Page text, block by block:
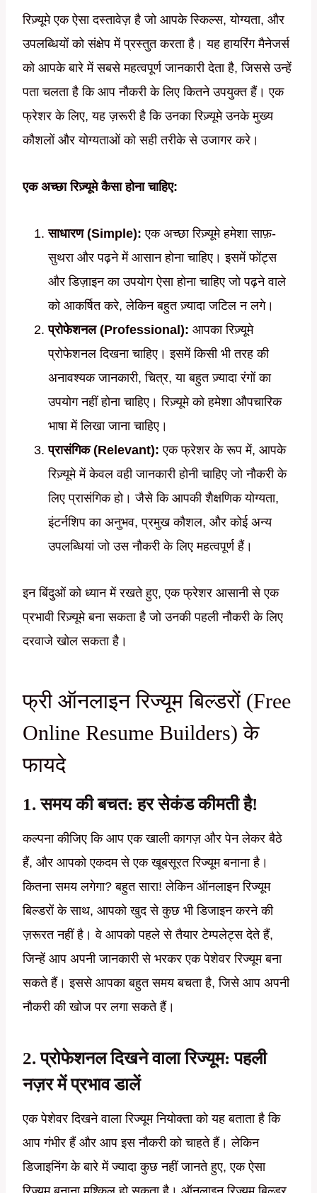
रिज़्यूमे एक ऐसा दस्तावेज़ है जो आपके स्किल्स, योग्यता, और
उपलब्धियों को संक्षेप में प्रस्तुत करता है। यह हायरिंग मैनेजर्स
को आपके बारे में सबसे महत्वपूर्ण जानकारी देता है, जिससे उन्हें
पता चलता है कि आप नौकरी के लिए कितने उपयुक्त हैं। एक
फ्रेशर के लिए, यह ज़रूरी है कि उनका रिज़्यूमे उनके मुख्य
कौशलों और योग्यताओं को सही तरीके से उजागर करे।
एक अच्छा रिज़्यूमे कैसा होना चाहिए:
साधारण (Simple): एक अच्छा रिज़्यूमे हमेशा साफ़-
सुथरा और पढ़ने में आसान होना चाहिए। इसमें फोंट्स
और डिज़ाइन का उपयोग ऐसा होना चाहिए जो पढ़ने वाले
को आकर्षित करे, लेकिन बहुत ज़्यादा जटिल न लगे।
प्रोफेशनल (Professional): आपका रिज़्यूमे
प्रोफेशनल दिखना चाहिए। इसमें किसी भी तरह की
अनावश्यक जानकारी, चित्र, या बहुत ज़्यादा रंगों का
उपयोग नहीं होना चाहिए। रिज़्यूमे को हमेशा औपचारिक
भाषा में लिखा जाना चाहिए।
प्रासंगिक (Relevant): एक फ्रेशर के रूप में, आपके
रिज़्यूमे में केवल वही जानकारी होनी चाहिए जो नौकरी के
लिए प्रासंगिक हो। जैसे कि आपकी शैक्षणिक योग्यता,
इंटर्नशिप का अनुभव, प्रमुख कौशल, और कोई अन्य
उपलब्धियां जो उस नौकरी के लिए महत्वपूर्ण हैं।
इन बिंदुओं को ध्यान में रखते हुए, एक फ्रेशर आसानी से एक
प्रभावी रिज़्यूमे बना सकता है जो उनकी पहली नौकरी के लिए
दरवाजे खोल सकता है।
फ्री ऑनलाइन रिज्यूम बिल्डरों (Free
Online Resume Builders) के
फायदे
1. समय की बचत: हर सेकंड कीमती है!
कल्पना कीजिए कि आप एक खाली कागज़ और पेन लेकर बैठे
हैं, और आपको एकदम से एक खूबसूरत रिज्यूम बनाना है।
कितना समय लगेगा? बहुत सारा! लेकिन ऑनलाइन रिज्यूम
बिल्डरों के साथ, आपको खुद से कुछ भी डिजाइन करने की
ज़रूरत नहीं है। वे आपको पहले से तैयार टेम्पलेट्स देते हैं,
जिन्हें आप अपनी जानकारी से भरकर एक पेशेवर रिज्यूम बना
सकते हैं। इससे आपका बहुत समय बचता है, जिसे आप अपनी
नौकरी की खोज पर लगा सकते हैं।
2. प्रोफेशनल दिखने वाला रिज्यूम: पहली
नज़र में प्रभाव डालें
एक पेशेवर दिखने वाला रिज्यूम नियोक्ता को यह बताता है कि
आप गंभीर हैं और आप इस नौकरी को चाहते हैं। लेकिन
डिजाइनिंग के बारे में ज्यादा कुछ नहीं जानते हुए, एक ऐसा